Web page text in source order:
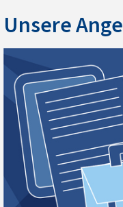
Unsere